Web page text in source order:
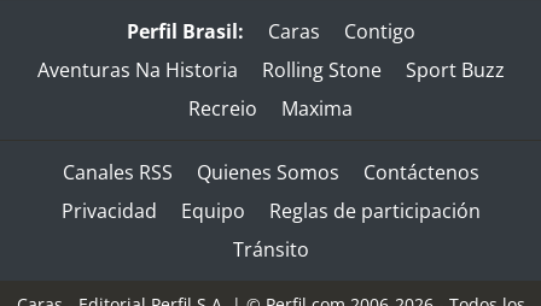
Perfil Brasil: Caras
Contigo
Aventuras Na Historia
Rolling Stone
Sport Buzz
Recreio
Maxima
Canales RSS Quienes Somos
Contáctenos
Privacidad
Equipo
Reglas de participación
Tránsito